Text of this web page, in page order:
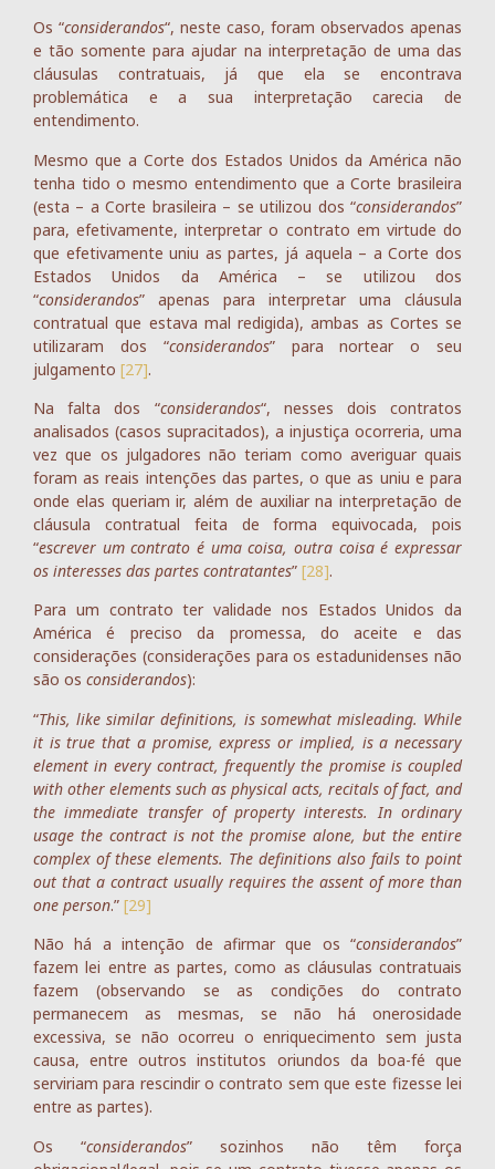
Os “considerandos“, neste caso, foram observados apenas
e tão somente para ajudar na interpretação de uma das
cláusulas contratuais, já que ela se encontrava
problemática e a sua interpretação carecia de
entendimento.
Mesmo que a Corte dos Estados Unidos da América não
tenha tido o mesmo entendimento que a Corte brasileira
(esta – a Corte brasileira – se utilizou dos “considerandos”
para, efetivamente, interpretar o contrato em virtude do
que efetivamente uniu as partes, já aquela – a Corte dos
Estados Unidos da América – se utilizou dos
“considerandos” apenas para interpretar uma cláusula
contratual que estava mal redigida), ambas as Cortes se
utilizaram dos “considerandos” para nortear o seu
julgamento [27].
Na falta dos “considerandos“, nesses dois contratos
analisados (casos supracitados), a injustiça ocorreria, uma
vez que os julgadores não teriam como averiguar quais
foram as reais intenções das partes, o que as uniu e para
onde elas queriam ir, além de auxiliar na interpretação de
cláusula contratual feita de forma equivocada, pois
“escrever um contrato é uma coisa, outra coisa é expressar
os interesses das partes contratantes” [28].
Para um contrato ter validade nos Estados Unidos da
América é preciso da promessa, do aceite e das
considerações (considerações para os estadunidenses não
são os considerandos):
“This, like similar definitions, is somewhat misleading. While
it is true that a promise, express or implied, is a necessary
element in every contract, frequently the promise is coupled
with other elements such as physical acts, recitals of fact, and
the immediate transfer of property interests. In ordinary
usage the contract is not the promise alone, but the entire
complex of these elements. The definitions also fails to point
out that a contract usually requires the assent of more than
one person.” [29]
Não há a intenção de afirmar que os “considerandos”
fazem lei entre as partes, como as cláusulas contratuais
fazem (observando se as condições do contrato
permanecem as mesmas, se não há onerosidade
excessiva, se não ocorreu o enriquecimento sem justa
causa, entre outros institutos oriundos da boa-fé que
serviriam para rescindir o contrato sem que este fizesse lei
entre as partes).
Os “considerandos” sozinhos não têm força